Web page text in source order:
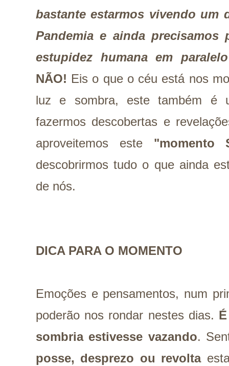
bastante estarmos vivendo um
Pandemia e ainda precisamos
estupidez humana em
NÃO! Eis o que o céu está nos
luz e sombra, este também é
fazermos descobertas e
aproveitemos este "momento
descobrirmos tudo o que ainda
de nós.
DICA PARA O MOMENTO
Emoções e pensamentos, num
poderão nos rondar nestes dias.
sombria estivesse vazando.
posse, desprezo ou revolta